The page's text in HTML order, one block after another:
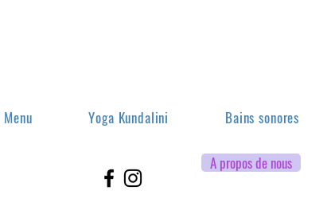
Menu Yoga Kundalini Bains sonores
A propos de nous